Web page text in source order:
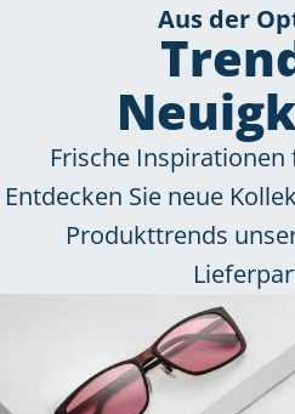
Aus der
Frische
Entdecken Sie neue
Produkttrends